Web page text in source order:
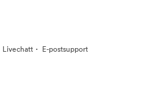
Livechatt · E-postsupport